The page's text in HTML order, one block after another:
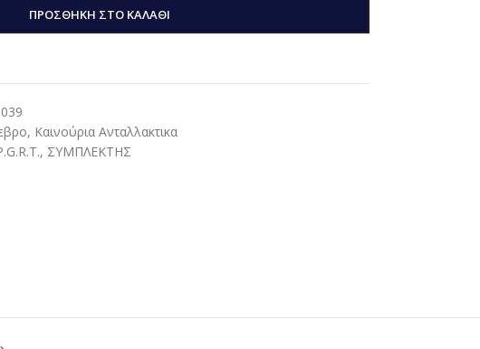
ΠΡΟΣΘΉΚΗ ΣΤΟ ΚΑΛΆΘΙ
, Καινούρια Ανταλλακτικα
, ΣΥΜΠΛΕΚΤΗΣ